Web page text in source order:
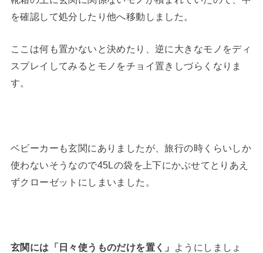
を確認して処分したり他へ移動しました。
ここは何も置かないと決めたり、逆に大きなモノをディ
スプレイしてみるとモノをチョイ置きしづらくなりま
す。
ベビーカーも玄関にありましたが、旅行の時くらいしか
使わないそうなので45Lの袋を上下にかぶせてとりあえ
ずクローゼットにしまいました。
玄関には「日々使うものだけを置く」
ようにしましょ